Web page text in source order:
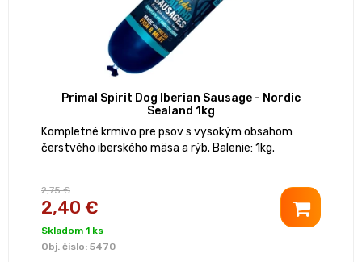
Primal Spirit Dog Iberian Sausage - Nordic
Sealand 1kg
Kompletné krmivo pre psov s vysokým obsahom
čerstvého iberského mäsa a rýb. Balenie: 1kg.
2,75 €
2,40 €
Skladom 1 ks
Obj. čislo: 5470